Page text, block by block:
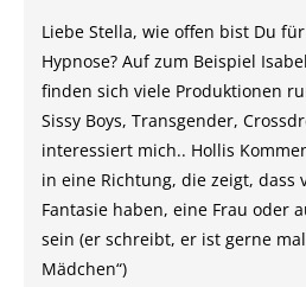
Liebe Stella, wie offen bist Du
Hypnose? Auf zum Beispiel
finden sich viele Produktionen
Sissy Boys, Transgender,
interessiert mich.. Hollis
in eine Richtung, die zeigt, dass
Fantasie haben, eine Frau oder
sein (er schreibt, er ist gerne
Mädchen“)